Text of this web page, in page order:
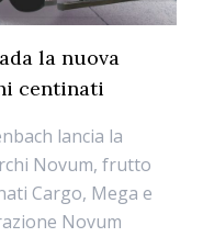
la nuova
centinati
lancia la
Novum, frutto
Cargo, Mega e
Novum